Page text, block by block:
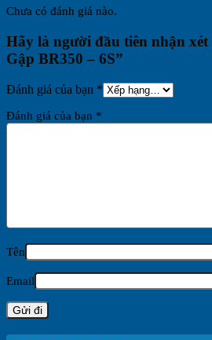
Chưa có đánh giá nào.
Hãy là người đầu tiên nhận xét
Gập BR350 – 6S”
Đánh giá của bạn *
Đánh giá của bạn *
Tên
Email